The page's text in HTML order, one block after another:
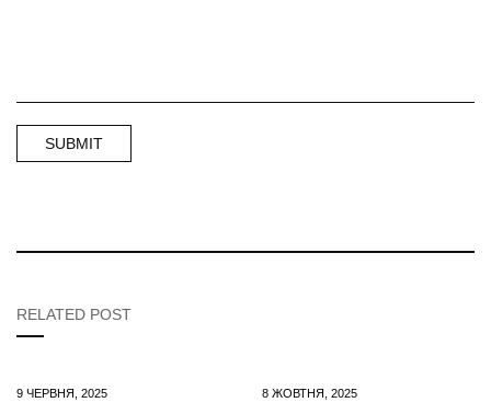
RELATED POST
9 ЧЕРВНЯ, 2025 8 ЖОВТНЯ, 2025